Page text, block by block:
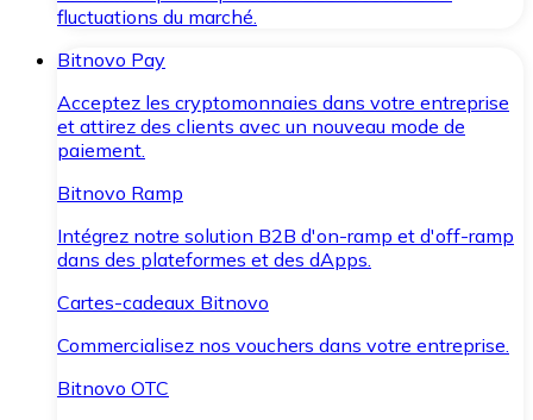
fluctuations du marché.
Bitnovo Pay
Acceptez les cryptomonnaies dans votre entreprise
et attirez des clients avec un nouveau mode de
paiement.
Bitnovo Ramp
Intégrez notre solution B2B d'on-ramp et d'off-ramp
dans des plateformes et des dApps.
Cartes-cadeaux Bitnovo
Commercialisez nos vouchers dans votre entreprise.
Bitnovo OTC